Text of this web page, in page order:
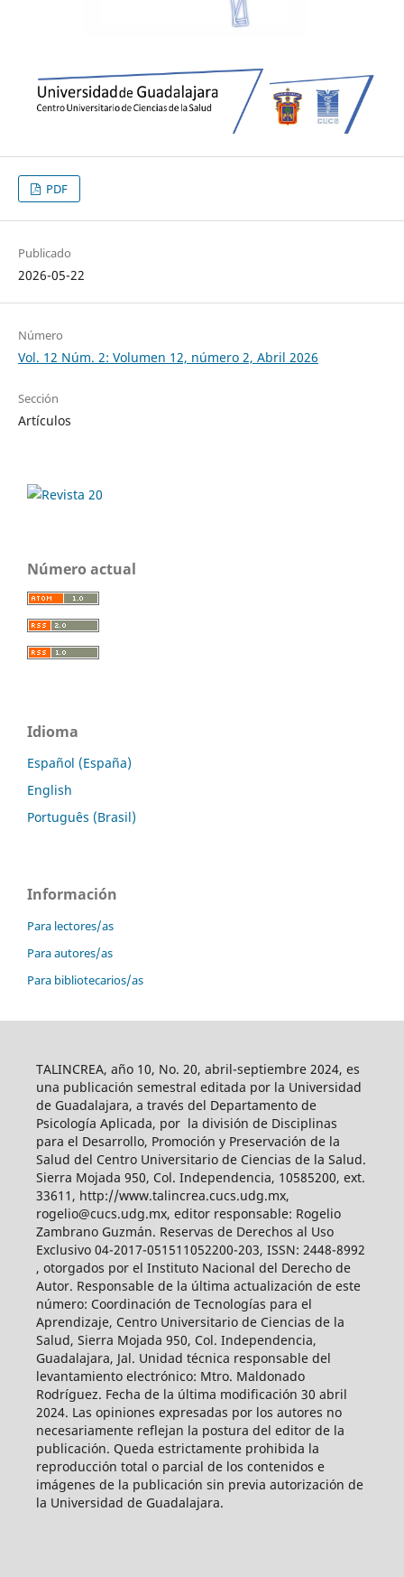
PDF
Publicado
2026-05-22
Número
Vol. 12 Núm. 2: Volumen 12, número 2, Abril 2026
Sección
Artículos
Número actual
Idioma
Español (España)
English
Português (Brasil)
Información
Para lectores/as
Para autores/as
Para bibliotecarios/as
TALINCREA, año 10, No. 20, abril-septiembre 2024, es
una publicación semestral editada por la Universidad
de Guadalajara, a través del Departamento de
Psicología Aplicada, por la división de Disciplinas
para el Desarrollo, Promoción y Preservación de la
Salud del Centro Universitario de Ciencias de la Salud.
Sierra Mojada 950, Col. Independencia, 10585200, ext.
33611, http://www.talincrea.cucs.udg.mx,
rogelio@cucs.udg.mx, editor responsable: Rogelio
Zambrano Guzmán. Reservas de Derechos al Uso
Exclusivo 04-2017-051511052200-203, ISSN: 2448-8992
, otorgados por el Instituto Nacional del Derecho de
Autor. Responsable de la última actualización de este
número: Coordinación de Tecnologías para el
Aprendizaje, Centro Universitario de Ciencias de la
Salud, Sierra Mojada 950, Col. Independencia,
Guadalajara, Jal. Unidad técnica responsable del
levantamiento electrónico: Mtro. Maldonado
Rodríguez. Fecha de la última modificación 30 abril
2024. Las opiniones expresadas por los autores no
necesariamente reflejan la postura del editor de la
publicación. Queda estrictamente prohibida la
reproducción total o parcial de los contenidos e
imágenes de la publicación sin previa autorización de
la Universidad de Guadalajara.